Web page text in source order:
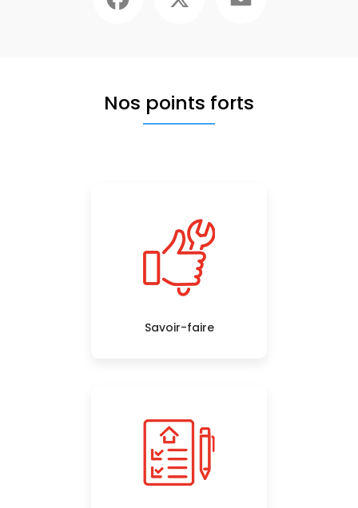
Nos points forts
Savoir-faire